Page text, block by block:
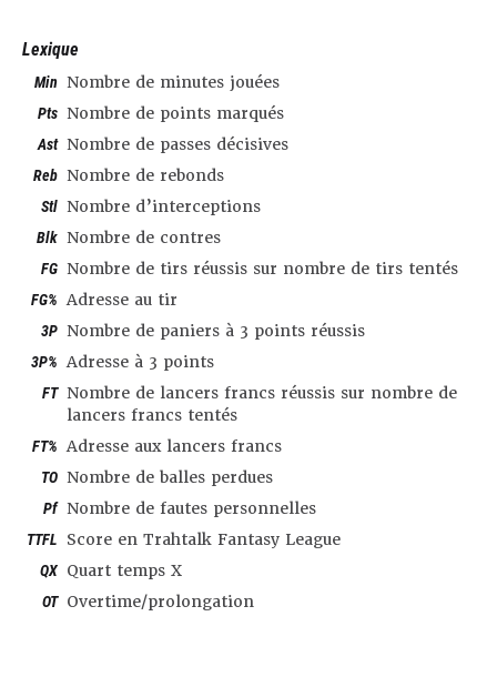
Lexique
Min Nombre de minutes jouées
Pts Nombre de points marqués
Ast Nombre de passes décisives
Reb Nombre de rebonds
Stl Nombre d’interceptions
Blk Nombre de contres
FG Nombre de tirs réussis sur nombre de tirs tentés
FG% Adresse au tir
3P Nombre de paniers à 3 points réussis
3P% Adresse à 3 points
FT Nombre de lancers francs réussis sur nombre de
lancers francs tentés
FT% Adresse aux lancers francs
TO Nombre de balles perdues
Pf Nombre de fautes personnelles
TTFL Score en Trahtalk Fantasy League
QX Quart temps X
OT Overtime/prolongation